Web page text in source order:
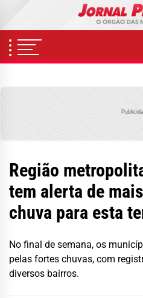
content
Região
tem alerta de
chuva para esta
No final de semana, os
pelas fortes chuvas, com
diversos bairros.